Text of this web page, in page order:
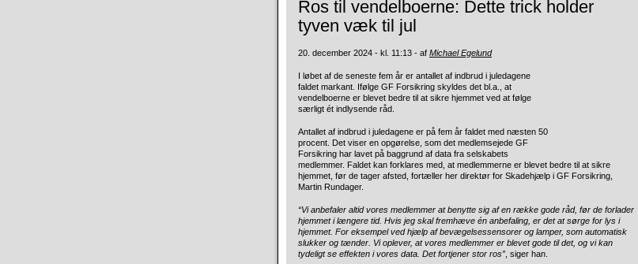
Ros til vendelboerne: Dette trick holder
tyven væk til jul
20. december 2024 - kl. 11:13 - af Michael Egelund
I løbet af de seneste fem år er antallet af indbrud i juledagene
faldet markant. Ifølge GF Forsikring skyldes det bl.a., at
vendelboerne er blevet bedre til at sikre hjemmet ved at følge
særligt ét indlysende råd.
Antallet af indbrud i juledagene er på fem år faldet med næsten 50
procent. Det viser en opgørelse, som det medlemsejede GF
Forsikring har lavet på baggrund af data fra selskabets
medlemmer. Faldet kan forklares med, at medlemmerne er blevet bedre til at sikre
hjemmet, før de tager afsted, fortæller her direktør for Skadehjælp i GF Forsikring,
Martin Rundager.
“Vi anbefaler altid vores medlemmer at benytte sig af en række gode råd, før de forlader
hjemmet i længere tid. Hvis jeg skal fremhæve én anbefaling, er det at sørge for lys i
hjemmet. For eksempel ved hjælp af bevægelsessensorer og lamper, som automatisk
slukker og tænder. Vi oplever, at vores medlemmer er blevet gode til det, og vi kan
tydeligt se effekten i vores data. Det fortjener stor ros” , siger han.